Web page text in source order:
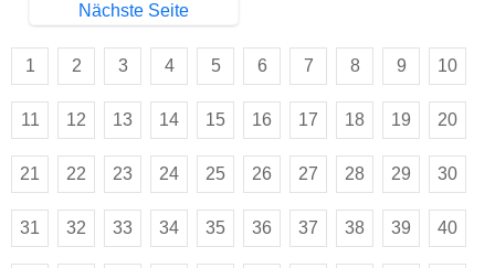
Nächste Seite
1 2 3 4 5 6 7 8 9 10
11 12 13 14 15 16 17 18 19 20
21 22 23 24 25 26 27 28 29 30
31 32 33 34 35 36 37 38 39 40